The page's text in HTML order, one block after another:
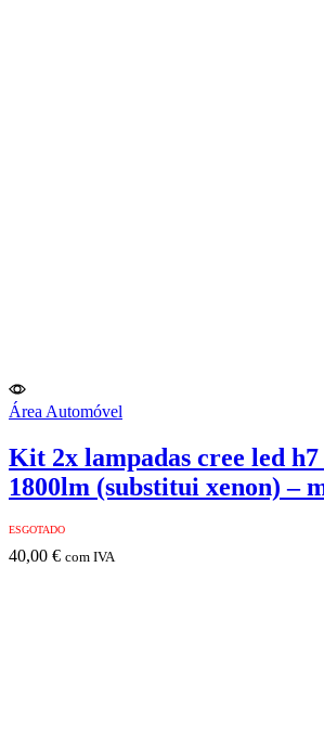
Área Automóvel
Kit 2x lampadas cree led h7
1800lm (substitui xenon) –
ESGOTADO
40,00 € com IVA